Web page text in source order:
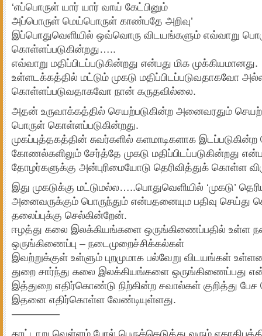
‘எப்பொருள் யார் யார் வாய் கேட்பினும்
அப்பொருள் மெய்பொருள் காண்பதே அறிவு’
இப்பொதுவெளியில் ஒவ்வொரு விடயங்களும் எவ்வாறு
கொள்ளப்படுகின்றது…..
எவ்வாறு மதிப்பிடப்படுகின்றது என்பது மிக முக்கியமானது.
உள்ளடக்கத்தில் மட்டும் முகடு மதிப்பிடப்படுவதாகவோ
கொள்ளப்படுவதாகவோ நான் கருதவில்லை.
அதன் உருவாக்கத்தில் செயற்படுகின்ற அனைவரதும்
பொருள் கொள்ளப்படுகின்றது.
முகப்புத்தகத்தின் சுவர்களில் களமாடிகளாக இடப்படுகின்ற
கோணல்களிலும் சேர்த்தே முகடு மதிப்பிடப்படுகின்றது
தோழர்களுக்கு அன்புரிமையோடு தெரிவித்துக் கொள்ள
இது முகடுக்கு மட்டுமல்ல…..பொதுவெளியில் ‘முகடு’ தெரிய
அனைவருக்கும் பொருந்தும் என்பதனையும பதிவு செய்து
தலைப்புக்கு செல்கின்றேன்.
ஈழத்து கலை இலக்கியங்களை ஒருங்கிணைப்பதில் உள்ள
ஒருங்கிணைப்பு – நடைமுறைச்சிக்கல்கள்
இவற்றுக்குள் உள்ளும் புறமுமாக பல்வேறு விடயங்கள்
துறை சார்ந்து கலை இலக்கியங்களை ஒருங்கிணைப்பது
இத்துறை எதிர்கொண்டு நிற்கின்ற சவால்கள் குறித்து பேச
இதனை எதிர்கொள்ள வேண்டியுள்ளது.
————–
காட்டாறு வெள்ளம் போல் பெருக்கெடுத்து வரும்